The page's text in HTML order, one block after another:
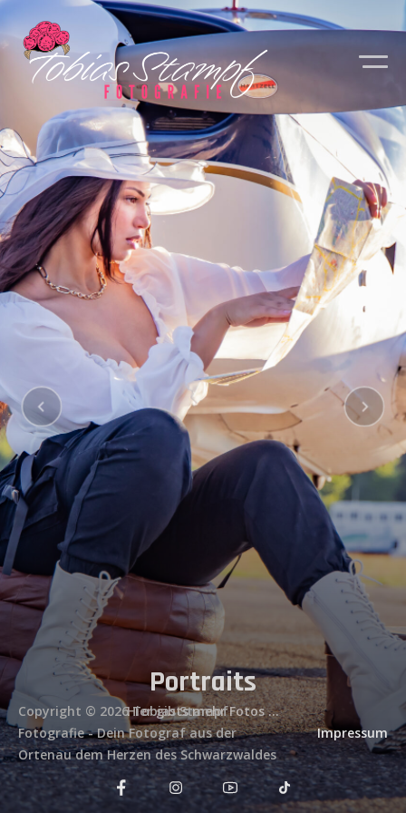
Portraits
Hier gibts mehr Fotos ...
Copyright © 2026 Tobias Stampf
Fotografie - Dein Fotograf aus der
Ortenau dem Herzen des Schwarzwaldes
Impressum